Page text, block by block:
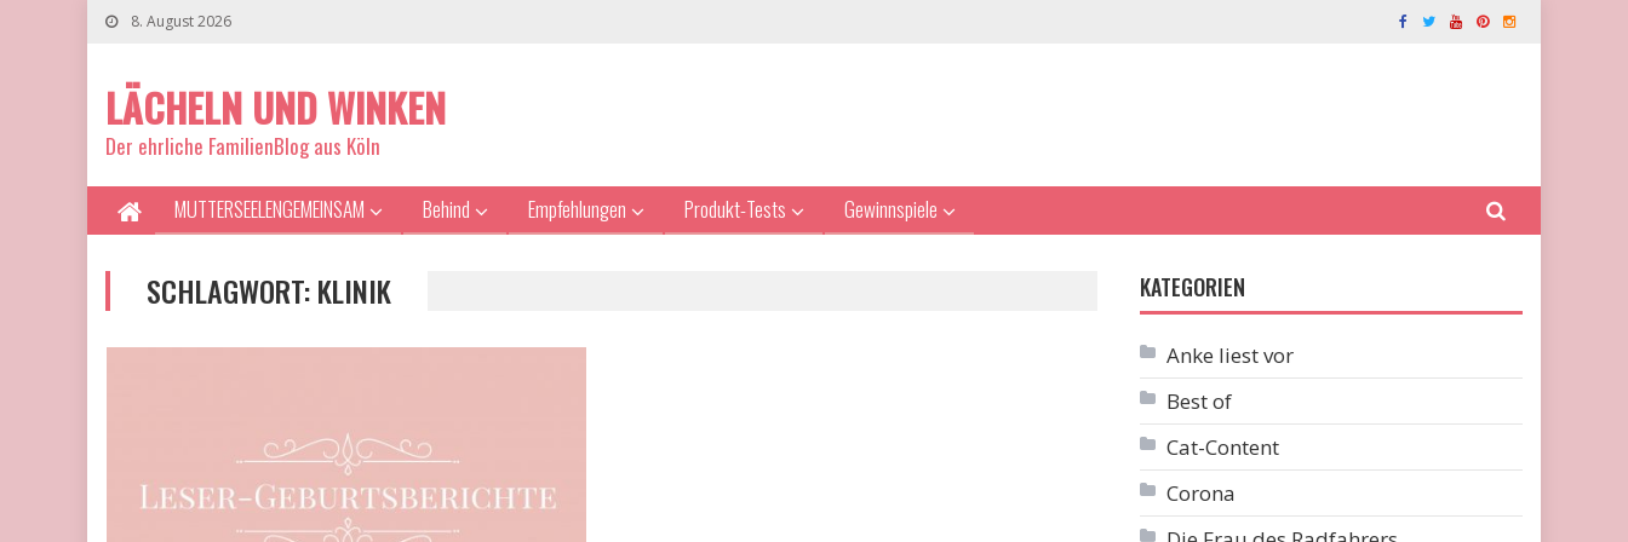
8. August 2026
LÄCHELN UND WINKEN
Der ehrliche FamilienBlog aus Köln
MUTTERSEELENGEMEINSAM Behind Empfehlungen Produkt-Tests Gewinnspiele
SCHLAGWORT:KLINIK KATEGORIEN
Anke liest vor
Best of
Cat-Content
Corona